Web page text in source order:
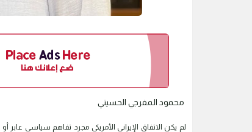
محمود المفرجي الحسيني
لم يكن الاتفاق الإيراني الأمريكي مجرد تفاهم سياسي